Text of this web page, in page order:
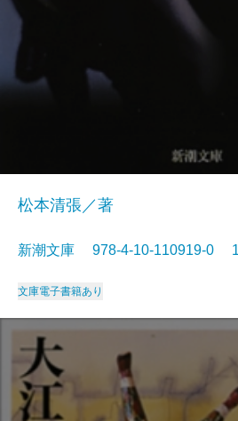
松本清張／著
新潮文庫 978-4-10-110919-0
文庫電子書籍あり